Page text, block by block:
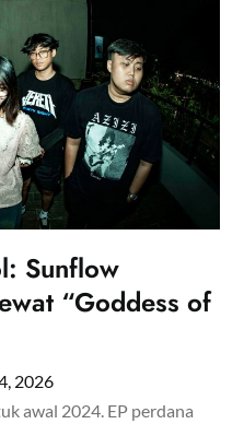
Sunflow
“Goddess of
2026
awal 2024. EP perdana